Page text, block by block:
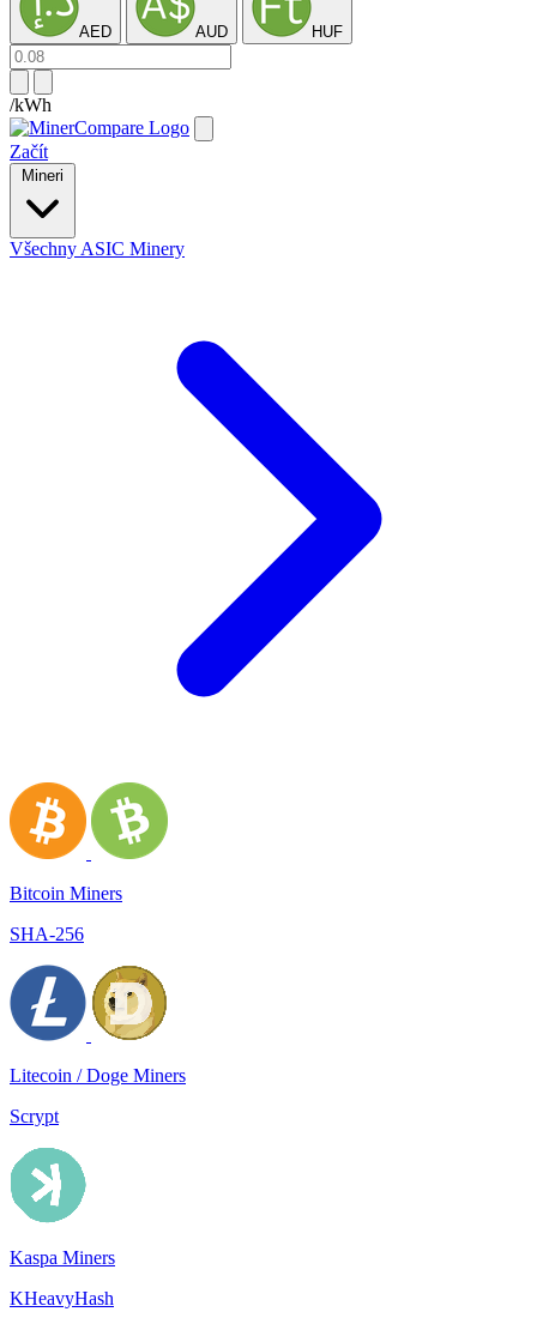
AED AUD HUF
/kWh
Začít
Mineri
Všechny ASIC Minery
Bitcoin Miners
SHA-256
Litecoin / Doge Miners
Scrypt
Kaspa Miners
KHeavyHash